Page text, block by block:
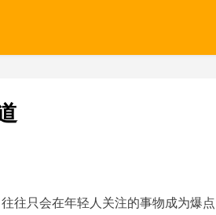
往只会在年轻人关注的事物成为爆点